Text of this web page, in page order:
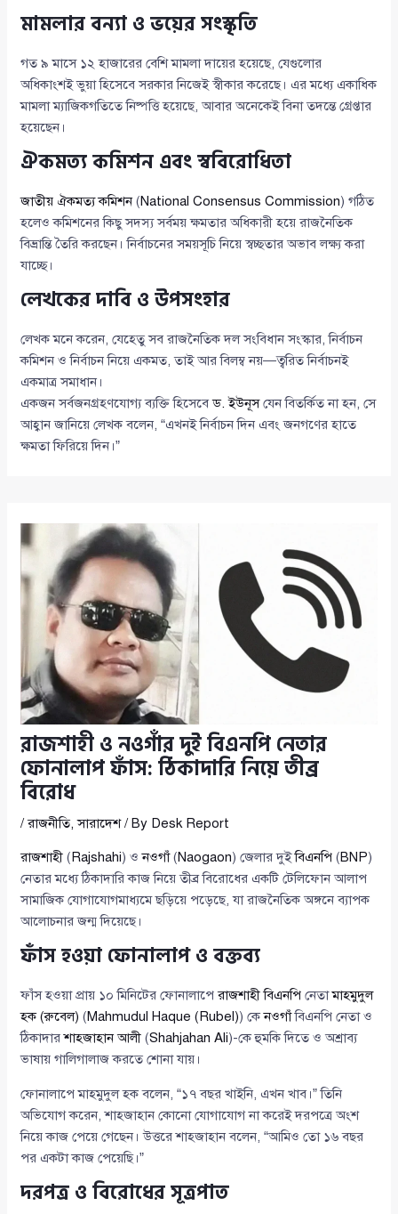
মামলার বন্যা ও ভয়ের সংস্কৃতি
গত ৯ মাসে ১২ হাজারের বেশি মামলা দায়ের হয়েছে, যেগুলোর
অধিকাংশই ভুয়া হিসেবে সরকার নিজেই স্বীকার করেছে। এর মধ্যে একাধিক
মামলা ম্যাজিকগতিতে নিষ্পত্তি হয়েছে, আবার অনেকেই বিনা তদন্তে গ্রেপ্তার
হয়েছেন।
ঐকমত্য কমিশন এবং স্ববিরোধিতা
জাতীয় ঐকমত্য কমিশন(National Consensus Commission) গঠিত
হলেও কমিশনের কিছু সদস্য সর্বময় ক্ষমতার অধিকারী হয়ে রাজনৈতিক
বিভ্রান্তি তৈরি করছেন। নির্বাচনের সময়সূচি নিয়ে স্বচ্ছতার অভাব লক্ষ্য করা
যাচ্ছে।
লেখকের দাবি ও উপসংহার
লেখক মনে করেন, যেহেতু সব রাজনৈতিক দল সংবিধান সংস্কার, নির্বাচন
কমিশন ও নির্বাচন নিয়ে একমত, তাই আর বিলম্ব নয়—ত্বরিত নির্বাচনই
একমাত্র সমাধান।
একজন সর্বজনগ্রহণযোগ্য ব্যক্তি হিসেবেড. ইউনূসযেন বিতর্কিত না হন, সে
আহ্বান জানিয়ে লেখক বলেন, “এখনই নির্বাচন দিন এবং জনগণের হাতে
ক্ষমতা ফিরিয়ে দিন।”
রাজশাহী ও নওগাঁর দুই বিএনপি নেতার
ফোনালাপ ফাঁস: ঠিকাদারি নিয়ে তীব্র
বিরোধ
/রাজনীতি,সারাদেশ/ By Desk Report
রাজশাহী (Rajshahi) ওনওগাঁ(Naogaon) জেলার দুইবিএনপি (BNP)
নেতার মধ্যে ঠিকাদারি কাজ নিয়ে তীব্র বিরোধের একটি টেলিফোন আলাপ
সামাজিক যোগাযোগমাধ্যমে ছড়িয়ে পড়েছে, যা রাজনৈতিক অঙ্গনে ব্যাপক
আলোচনার জন্ম দিয়েছে।
ফাঁস হওয়া ফোনালাপ ও বক্তব্য
ফাঁস হওয়া প্রায় ১০ মিনিটের ফোনালাপেরাজশাহী বিএনপি নেতামাহমুদুল
হক (রুবেল) (Mahmudul Haque (Rubel)) কেনওগাঁবিএনপি নেতা ও
ঠিকাদারশাহজাহান আলী (Shahjahan Ali)-কে হুমকি দিতে ও অশ্রাব্য
ভাষায় গালিগালাজ করতে শোনা যায়।
ফোনালাপে মাহমুদুল হক বলেন, “১৭ বছর খাইনি, এখন খাব।” তিনি
অভিযোগ করেন, শাহজাহান কোনো যোগাযোগ না করেই দরপত্রে অংশ
নিয়ে কাজ পেয়ে গেছেন। উত্তরে শাহজাহান বলেন, “আমিও তো ১৬ বছর
পর একটা কাজ পেয়েছি।”
দরপত্র ও বিরোধের সূত্রপাত